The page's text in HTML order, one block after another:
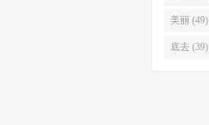
美丽 (49)
底去 (39)